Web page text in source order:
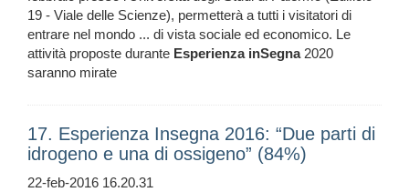
19 - Viale delle Scienze), permetterà a tutti i visitatori di
entrare nel mondo ... di vista sociale ed economico. Le
attività proposte durante Esperienza inSegna2020
saranno mirate
17. Esperienza Insegna 2016: “Due parti di
idrogeno e una di ossigeno” (84%)
22-feb-2016 16.20.31